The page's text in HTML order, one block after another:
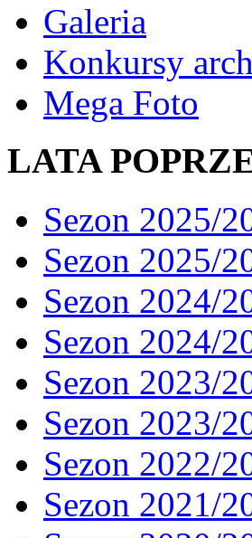
Galeria
Konkursy
Mega Foto
LATA
Sezon 2025/
Sezon 2025/
Sezon 2024/
Sezon 2024/
Sezon 2023/
Sezon 2023/
Sezon 2022/
Sezon 2021/